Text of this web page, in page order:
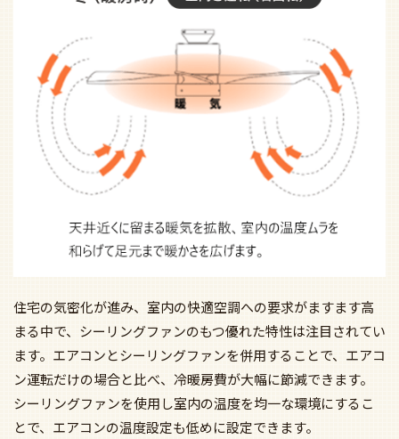
住宅の気密化が進み、室内の快適空調への要求がますます高
まる中で、シーリングファンのもつ優れた特性は注目されてい
ます。エアコンとシーリングファンを併用することで、エアコ
ン運転だけの場合と比べ、冷暖房費が大幅に節減できます。
シーリングファンを使用し室内の温度を均一な環境にするこ
とで、エアコンの温度設定も低めに設定できます。